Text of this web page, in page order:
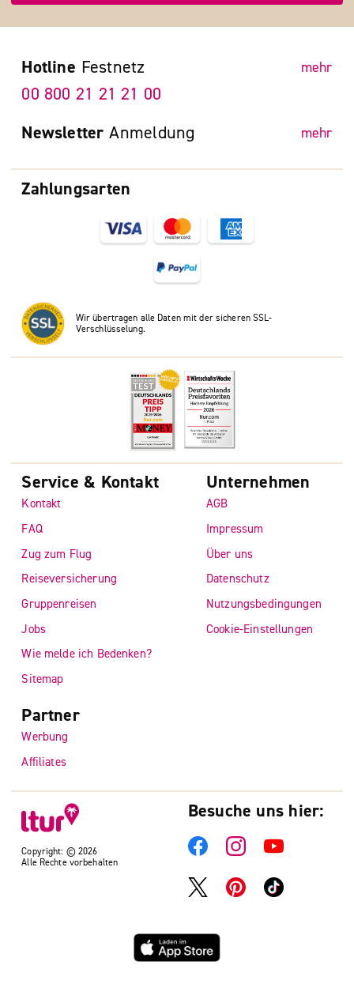
Zahlungsarten
Wir übertragen alle Daten mit der sicheren SSL-
Verschlüsselung.
Hotline Festnetz mehr
00 800 21 21 21 00
Newsletter Anmeldung mehr
Copyright: © 2026
Alle Rechte vorbehalten
Service & Kontakt
Kontakt
FAQ
Zug zum Flug
Reiseversicherung
Gruppenreisen
Jobs
Wie melde ich Bedenken?
Sitemap
Unternehmen
AGB
Impressum
Über uns
Datenschutz
Nutzungsbedingungen
Cookie-Einstellungen
Partner
Werbung
Affiliates
Besuche uns hier: